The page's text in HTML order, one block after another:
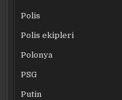
Polis
Polis ekipleri
Polonya
PSG
Putin